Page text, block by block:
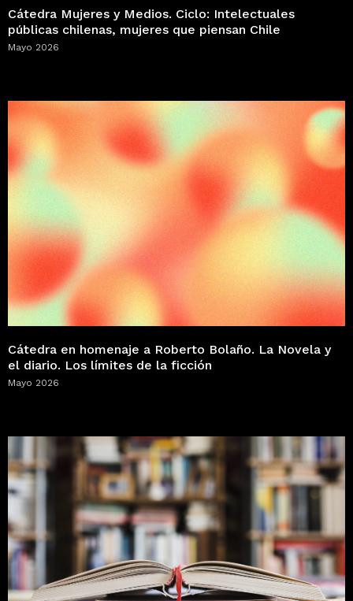
Cátedra Mujeres y Medios. Ciclo: Intelectuales
públicas chilenas, mujeres que piensan Chile
Mayo 2026
Cátedra en homenaje a Roberto Bolaño. La Novela y
el diario. Los límites de la ficción
Mayo 2026